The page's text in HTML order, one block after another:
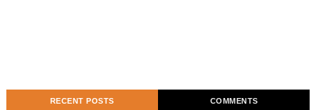
RECENT POSTS COMMENTS